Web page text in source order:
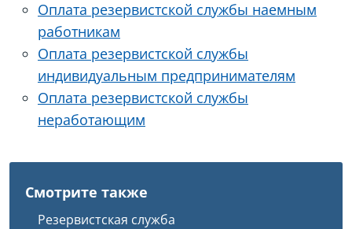
Оплата резервистской службы наемным
работникам
Оплата резервистской службы
индивидуальным предпринимателям
Оплата резервистской службы
неработающим
Смотрите также
Резервистская служба